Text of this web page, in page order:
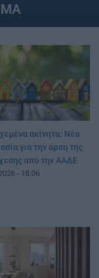
ακίνητα: Νέα
για την άρση της
από την ΑΑΔΕ
- 18:06